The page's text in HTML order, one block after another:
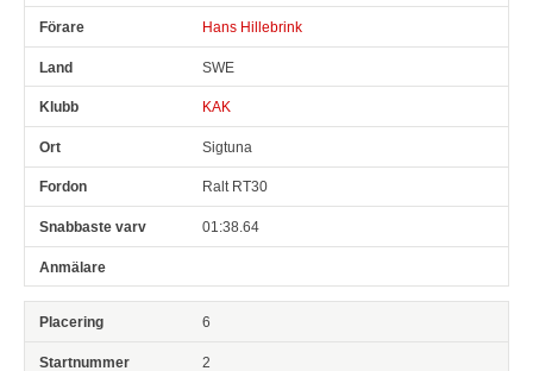
Hans Hillebrink
SWE
KAK
Sigtuna
Ralt RT30
01:38.64
6
2